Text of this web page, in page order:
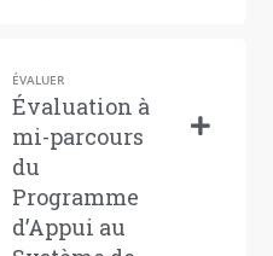
ÉVALUER
Évaluation à
mi-parcours
du
Programme
d’Appui au